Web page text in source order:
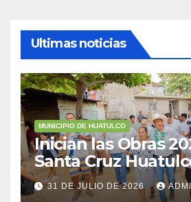
Ultimas noticias
MUNICIPIO DE HUATULCO
Inician las Obras
Santa Cruz
31 DE JULIO DE 2026